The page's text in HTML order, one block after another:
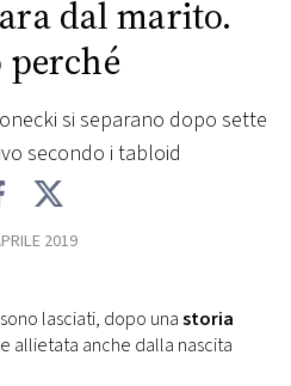
dal marito.
perché
si separano dopo sette
secondo i tabloid
2019
lasciati, dopo unastoria
allietata anche dalla nascita